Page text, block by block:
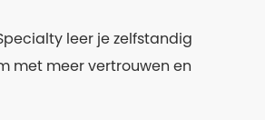
leer je zelfstandig
met meer vertrouwen en